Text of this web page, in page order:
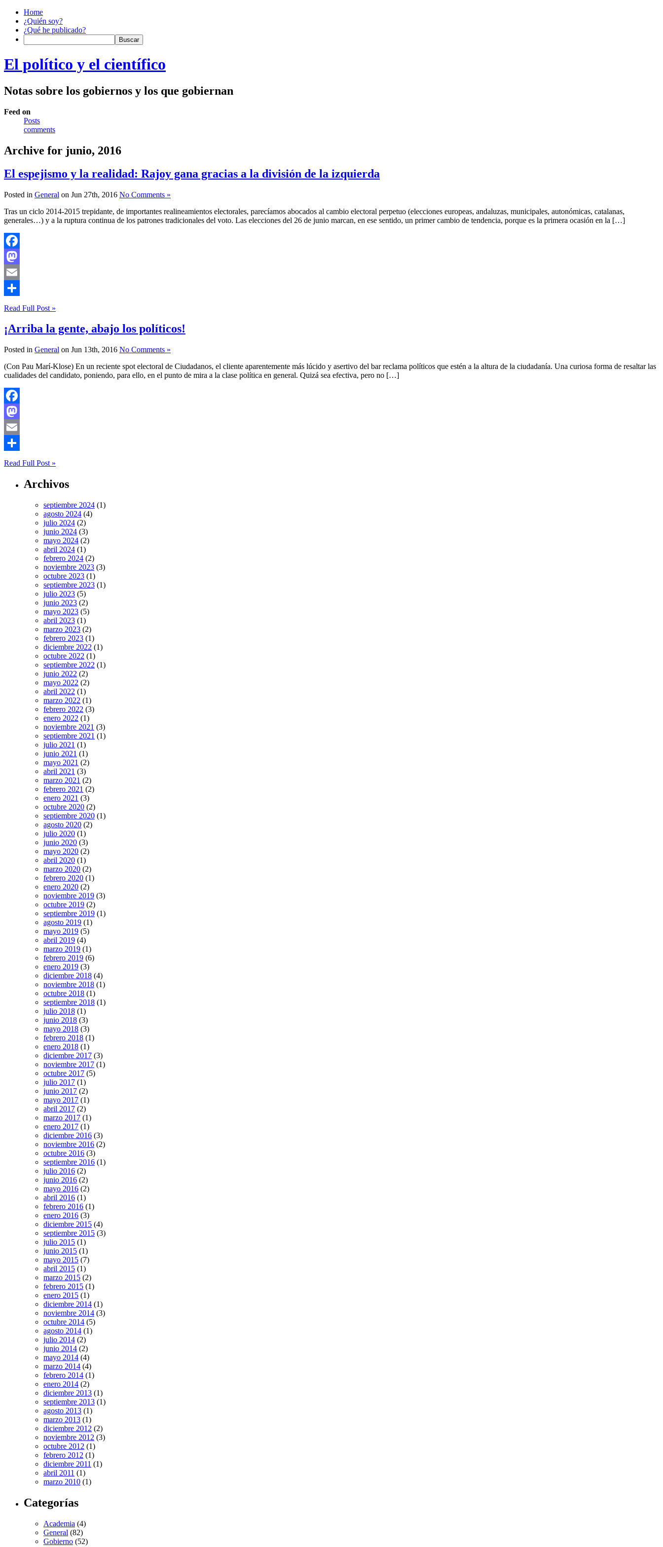
Home
¿Quién soy?
¿Qué he publicado?
El político y el científico
Notas sobre los gobiernos y los que gobiernan
Feed on
Posts
comments
Archive for junio, 2016
El espejismo y la realidad: Rajoy gana gracias a la división de la izquierda
Posted in General on Jun 27th, 2016 No Comments »
Tras un ciclo 2014-2015 trepidante, de importantes realineamientos electorales, parecíamos abocados al cambio electoral perpetuo (elecciones europeas, andaluzas, municipales, autonómicas, catalanas,
generales…) y a la ruptura continua de los patrones tradicionales del voto. Las elecciones del 26 de junio marcan, en ese sentido, un primer cambio de tendencia, porque es la primera ocasión en la […]
Facebook
Mastodon
Email
Compartir
Read Full Post »
¡Arriba la gente, abajo los políticos!
Posted in General on Jun 13th, 2016 No Comments »
(Con Pau Marí-Klose) En un reciente spot electoral de Ciudadanos, el cliente aparentemente más lúcido y asertivo del bar reclama políticos que estén a la altura de la ciudadanía. Una curiosa forma de resaltar las
cualidades del candidato, poniendo, para ello, en el punto de mira a la clase política en general. Quizá sea efectiva, pero no […]
Facebook
Mastodon
Email
Compartir
Read Full Post »
Archivos
septiembre 2024 (1)
agosto 2024 (4)
julio 2024 (2)
junio 2024 (3)
mayo 2024 (2)
abril 2024 (1)
febrero 2024 (2)
noviembre 2023 (3)
octubre 2023 (1)
septiembre 2023 (1)
julio 2023 (5)
junio 2023 (2)
mayo 2023 (5)
abril 2023 (1)
marzo 2023 (2)
febrero 2023 (1)
diciembre 2022 (1)
octubre 2022 (1)
septiembre 2022 (1)
junio 2022 (2)
mayo 2022 (2)
abril 2022 (1)
marzo 2022 (1)
febrero 2022 (3)
enero 2022 (1)
noviembre 2021 (3)
septiembre 2021 (1)
julio 2021 (1)
junio 2021 (1)
mayo 2021 (2)
abril 2021 (3)
marzo 2021 (2)
febrero 2021 (2)
enero 2021 (3)
octubre 2020 (2)
septiembre 2020 (1)
agosto 2020 (2)
julio 2020 (1)
junio 2020 (3)
mayo 2020 (2)
abril 2020 (1)
marzo 2020 (2)
febrero 2020 (1)
enero 2020 (2)
noviembre 2019 (3)
octubre 2019 (2)
septiembre 2019 (1)
agosto 2019 (1)
mayo 2019 (5)
abril 2019 (4)
marzo 2019 (1)
febrero 2019 (6)
enero 2019 (3)
diciembre 2018 (4)
noviembre 2018 (1)
octubre 2018 (1)
septiembre 2018 (1)
julio 2018 (1)
junio 2018 (3)
mayo 2018 (3)
febrero 2018 (1)
enero 2018 (1)
diciembre 2017 (3)
noviembre 2017 (1)
octubre 2017 (5)
julio 2017 (1)
junio 2017 (2)
mayo 2017 (1)
abril 2017 (2)
marzo 2017 (1)
enero 2017 (1)
diciembre 2016 (3)
noviembre 2016 (2)
octubre 2016 (3)
septiembre 2016 (1)
julio 2016 (2)
junio 2016 (2)
mayo 2016 (2)
abril 2016 (1)
febrero 2016 (1)
enero 2016 (3)
diciembre 2015 (4)
septiembre 2015 (3)
julio 2015 (1)
junio 2015 (1)
mayo 2015 (7)
abril 2015 (1)
marzo 2015 (2)
febrero 2015 (1)
enero 2015 (1)
diciembre 2014 (1)
noviembre 2014 (3)
octubre 2014 (5)
agosto 2014 (1)
julio 2014 (2)
junio 2014 (2)
mayo 2014 (4)
marzo 2014 (4)
febrero 2014 (1)
enero 2014 (2)
diciembre 2013 (1)
septiembre 2013 (1)
agosto 2013 (1)
marzo 2013 (1)
diciembre 2012 (2)
noviembre 2012 (3)
octubre 2012 (1)
febrero 2012 (1)
diciembre 2011 (1)
abril 2011 (1)
marzo 2010 (1)
Categorías
Academia (4)
General (82)
Gobierno (52)